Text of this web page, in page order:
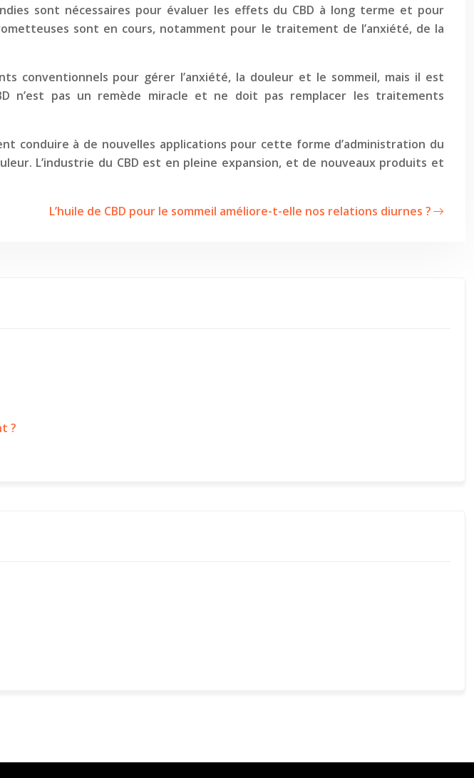
sont nécessaires pour évaluer les effets du CBD à long terme et pour
sont en cours, notamment pour le traitement de l’anxiété, de la
conventionnels pour gérer l’anxiété, la douleur et le sommeil, mais il est
n’est pas un remède miracle et ne doit pas remplacer les traitements
conduire à de nouvelles applications pour cette forme d’administration du
L’industrie du CBD est en pleine expansion, et de nouveaux produits et
L’huile de CBD pour le sommeil améliore-t-elle nos relations diurnes ?
?